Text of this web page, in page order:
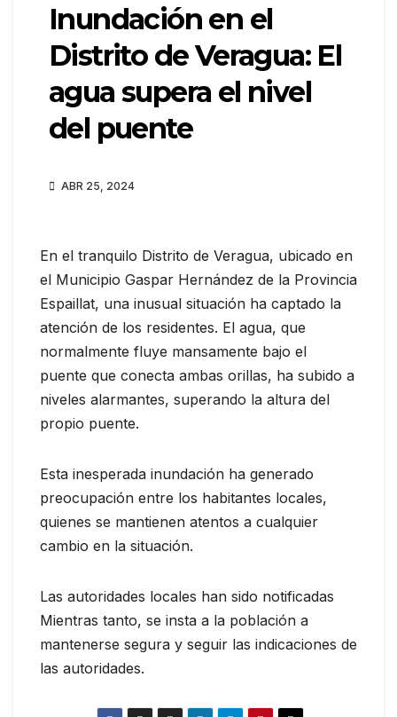
Inundación en el
Distrito de Veragua: El
agua supera el nivel
del puente
ABR 25, 2024
En el tranquilo Distrito de Veragua, ubicado en
el Municipio Gaspar Hernández de la Provincia
Espaillat, una inusual situación ha captado la
atención de los residentes. El agua, que
normalmente fluye mansamente bajo el
puente que conecta ambas orillas, ha subido a
niveles alarmantes, superando la altura del
propio puente.
Esta inesperada inundación ha generado
preocupación entre los habitantes locales,
quienes se mantienen atentos a cualquier
cambio en la situación.
Las autoridades locales han sido notificadas
Mientras tanto, se insta a la población a
mantenerse segura y seguir las indicaciones de
las autoridades.